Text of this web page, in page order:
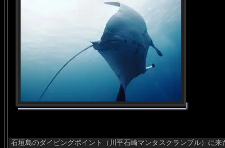
石垣島のダイビングポイント（川平石崎マンタスクランブル）に